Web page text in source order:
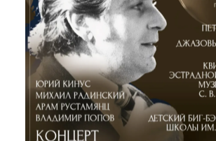
СМИ О НАС
ВИДЕО
ДОСТУПНАЯ СРЕДА
Войти в личный кабинет